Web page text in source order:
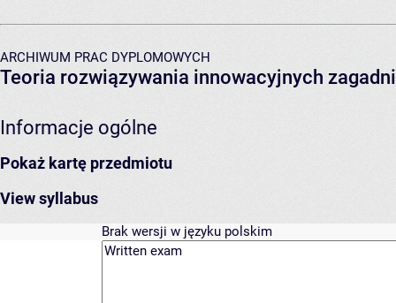
ARCHIWUM PRAC DYPLOMOWYCH
Teoria rozwiązywania innowacyjnych
Informacje ogólne
Pokaż kartę przedmiotu
View syllabus
Brak wersji w języku polskim